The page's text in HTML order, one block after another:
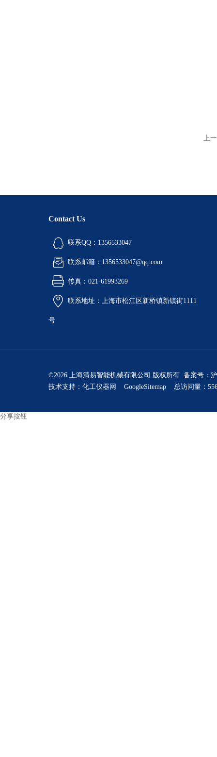
上
Contact Us
联系QQ：1356533047
联系邮箱：1356533047@qq.com
传真：021-61993269
联系地址：上海市松江区新桥镇新镇街1111
号
©2026 上海清易智能机械有限公司 版权所有 备案号：
技术支持： 化工仪器网 GoogleSitemap 总访问量：
分享按钮